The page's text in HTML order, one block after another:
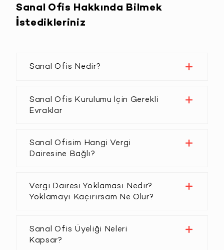
Sanal Ofis Hakkında Bilmek
İstedikleriniz
Sanal Ofis Nedir?
Sanal Ofis Kurulumu İçin Gerekli
Evraklar
Sanal Ofisim Hangi Vergi
Dairesine Bağlı?
Vergi Dairesi Yoklaması Nedir?
Yoklamayı Kaçırırsam Ne Olur?
Sanal Ofis Üyeliği Neleri
Kapsar?